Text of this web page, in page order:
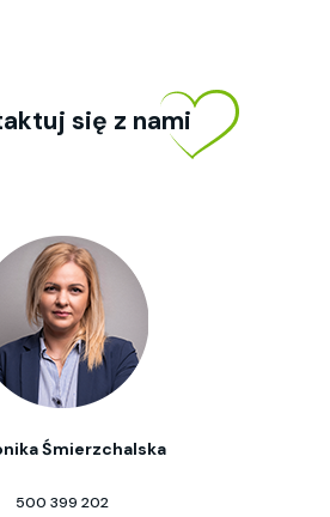
się z nami
Śmierzchalska
500 399 202